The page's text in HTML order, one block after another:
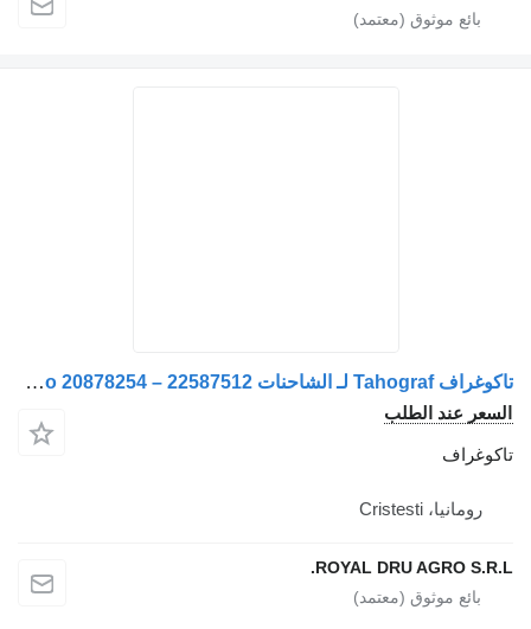
تاكوغراف Tahograf لـ الشاحنات Volvo 20878254 – 22587512
عند الطلب
رومانيا، Cristesti
ROYAL DRU AGRO